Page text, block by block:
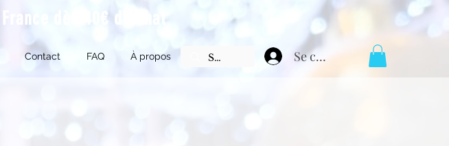
dès 40€ d'achat
Contact FAQ À propos Se connecter